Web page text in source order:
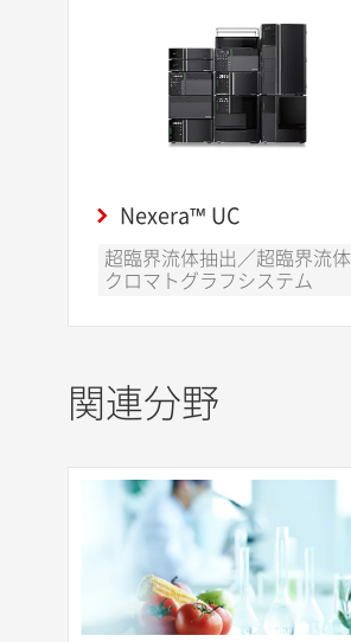
Nexera™ UC
超臨界流体抽出／超臨界流体
クロマトグラフシステム
関連分野